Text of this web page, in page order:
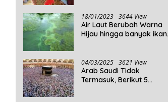
18/01/2023 3644 View
Air Laut Berubah Warna
Hijau hingga banyak ikan
04/03/2025 3621 View
Arab Saudi Tidak
Termasuk, Berikut 5